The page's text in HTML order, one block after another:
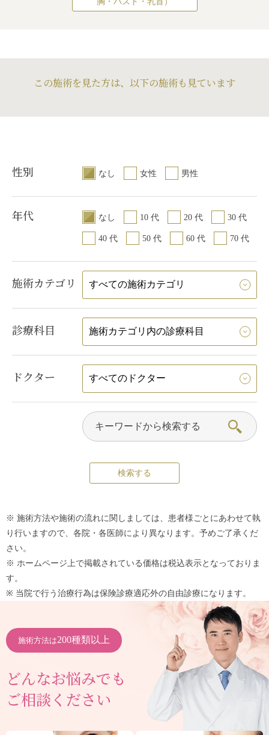
この施術を見た方は、以下の施術も見ています
性別 なし 女性 男性
年代 なし 10 代 20 代 30 代
40 代 50 代 60 代 70 代
施術カテゴリ
診療科目
ドクター
※ 施術方法や施術の流れに関しましては、患者様ごとにあわせて執
り行いますので、各院・各医師により異なります。予めご了承くだ
さい。
※ ホームページ上で掲載されている価格は税込表示となっておりま
す。
※ 当院で行う治療行為は保険診療適応外の自由診療になります。
施術方法は200種類以上
どんなお悩みでも
ご相談ください